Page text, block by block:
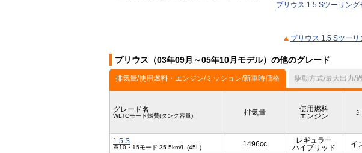
プリウス 1.5 Sツーリン
プリウス 1.5 Sツー
プリウス（03年09月～05年10月モデル）の他のグレード
排気量/使用燃料・エンジン/ミッション/新車時価格 駆動方式/最大出力/
グレード名
WLTCモード燃費(タンク容量) 排気量
使用燃料
エンジン
1.5 S
※10・15モード 35.5km/L (45L) 1496cc
レギュラー
ハイブリッド
イ